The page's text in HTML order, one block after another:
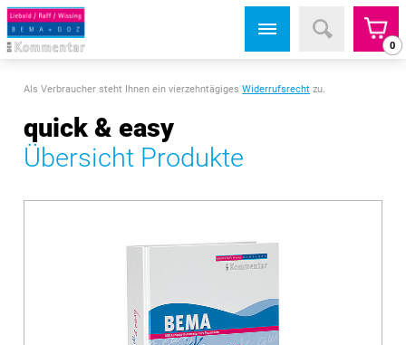
0
Als Verbraucher steht Ihnen ein vierzehntägigesWiderrufsrecht zu.
quick & easy
Übersicht Produkte